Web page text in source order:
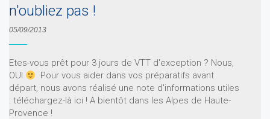
n'oubliez pas !
05/09/2013
Etes-vous prêt pour 3 jours de VTT d'exception ? Nous,
OUI
Pour vous aider dans vos préparatifs avant
départ, nous avons réalisé une note d'informations utiles
: téléchargez-là ici ! A bientôt dans les Alpes de Haute-
Provence !